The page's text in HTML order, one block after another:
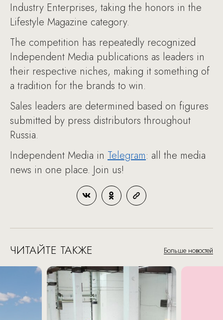
Industry Enterprises, taking the honors in the
Lifestyle Magazine category.
The competition has repeatedly recognized
Independent Media publications as leaders in
their respective niches, making it something of
a tradition for the brands to win.
Sales leaders are determined based on figures
submitted by press distributors throughout
Russia.
Independent Media in Telegram: all the media
news in one place. Join us!
ЧИТАЙТЕ ТАКЖЕ Больше новостей